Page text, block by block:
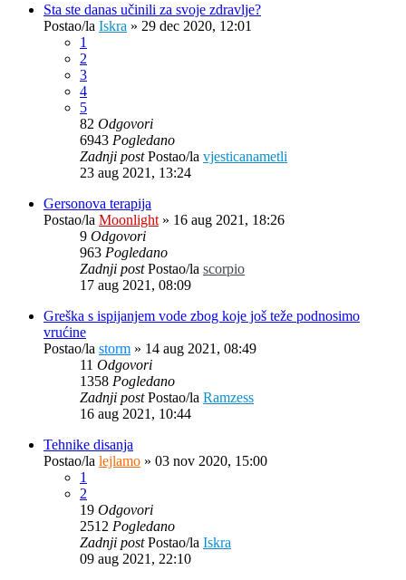
Sta ste danas učinili za svoje zdravlje?
Postao/la Iskra » 29 dec 2020, 12:01
1
2
3
4
5
82 Odgovori
6943 Pogledano
Zadnji postPostao/la vjesticanametli
23 aug 2021, 13:24
Gersonova terapija
Postao/la Moonlight » 16 aug 2021, 18:26
9 Odgovori
963 Pogledano
Zadnji postPostao/la scorpio
17 aug 2021, 08:09
Greška s ispijanjem vode zbog koje još teže podnosimo
vrućine
Postao/la storm » 14 aug 2021, 08:49
11 Odgovori
1358 Pogledano
Zadnji postPostao/la Ramzess
16 aug 2021, 10:44
Tehnike disanja
Postao/la lejlamo » 03 nov 2020, 15:00
1
2
19 Odgovori
2512 Pogledano
Zadnji postPostao/la Iskra
09 aug 2021, 22:10